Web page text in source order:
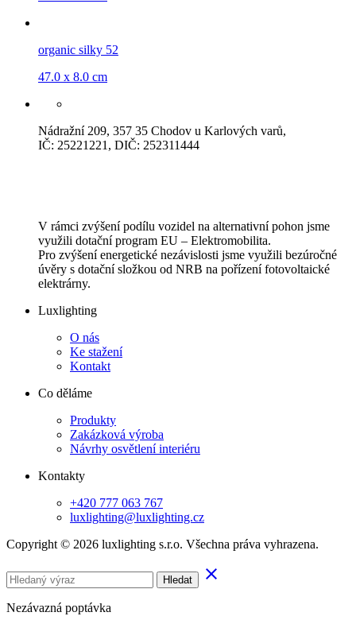
organic silky 52
47.0 x 8.0 cm
Nádražní 209, 357 35 Chodov u Karlových varů,
IČ: 25221221, DIČ: 252311444
V rámci zvýšení podílu vozidel na alternativní pohon jsme
využili dotační program EU – Elektromobilita.
Pro zvýšení energetické nezávislosti jsme využili bezúročné
úvěry s dotační složkou od NRB na pořízení fotovoltaické
elektrárny.
Luxlighting
O nás
Ke stažení
Kontakt
Co děláme
Produkty
Zakázková výroba
Návrhy osvětlení interiéru
Kontakty
+420 777 063 767
luxlighting@luxlighting.cz
Copyright © 2026 luxlighting s.r.o. Všechna práva vyhrazena.
Hledat clear
Nezávazná poptávka